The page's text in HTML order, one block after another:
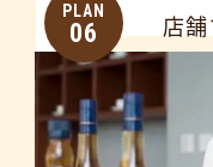
PLAN
06 店